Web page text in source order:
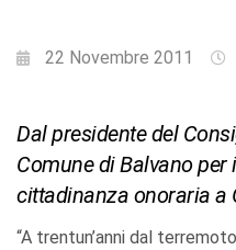
22 Novembre 2011
Dal presidente del
Comune di Balvano
cittadinanza onoraria a
“A trentun’anni dal